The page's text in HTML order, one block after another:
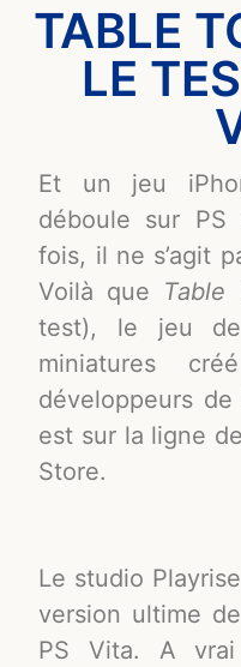
TABLE
LE
Et un jeu
déboule sur
fois, il ne s’agit
Voilà que Table
test), le jeu
miniatures
développeurs
est sur la ligne
Store.
Le studio
version ultime de
PS Vita. A